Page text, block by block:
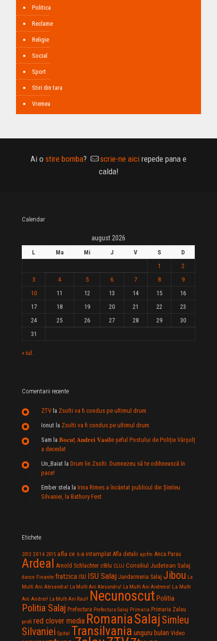
Politica
Reclame
Religie
Social
Sport
Stiri din tara
Vremea
Ai o stire bomba? scrie-ne aici repede pana e
calda!
Calendar
august 2026
L Ma Mi J V S
D
1
2
3
4 5 6 7 8
9
10
11 12 13 14 15
16
17
18 19 20 21 22
23
24
25 26 27 28 29
30
31
« iul.
Comentarii recente
ZTV la Zsolti va fi condus pe ultimul drum
Ionut la Zsolti va fi condus pe ultimul drum
Sam la 𝐁𝐨𝐜𝐮ț 𝐀𝐧𝐝𝐫𝐞𝐢 𝐕𝐚𝐬𝐢𝐥e şeful Postului de Poliție Vârșolț
a decedat
Un_Baiat la Drum lin Zsolti. Dumnezeu sã te odihneascã în
pace!
Ember stela la Irina Rimes a încântat publicul din Şimleu
Silvaniei, la Bathory Fest
Etichete
2013 2014 2015 afla ce s-a intamplat Afla detalii ajofm Anca Parau
Ardeal Arnold Schlachter c8ilu CLUJ Consiliul Judetean Salaj
dance Finante fratzica ISU ISU Salaj Jandarmeria Salaj Jibou La
Multi Ani Alexandra! La Multi Ani Alexandru! La Multi Ani Andreea! La Multi
Ani Andrei! La Multi Ani Raul! Necunoscut Politia
Politia Salaj Prefectura Prefectura Salaj Primaria Primaria Zalau
profi red clover media RomaniaSalaj Simleu
Silvaniei Spital Transilvania unguru bulan Video